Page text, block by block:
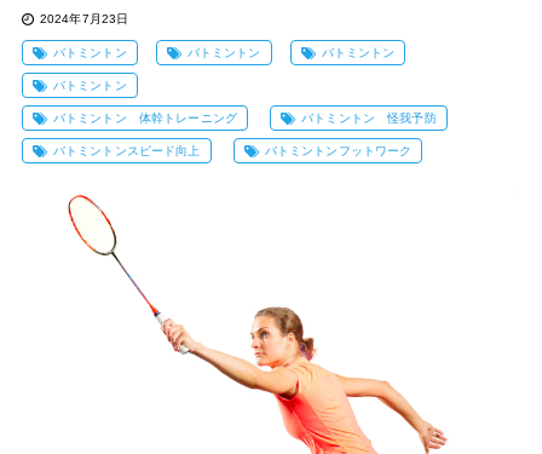
2024年7月23日
バトミントン バトミントン バトミントン
バトミントン
バトミントン 体幹トレーニング バトミントン 怪我予防
バトミントンスピード向上 バトミントンフットワーク